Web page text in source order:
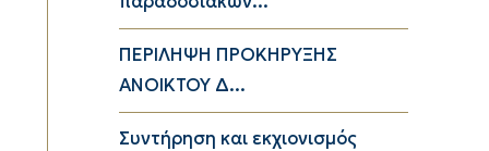
ΠΕΡΙΛΗΨΗ ΠΡΟΚΗΡΥΞΗΣ
ΑΝΟΙΚΤΟΥ Δ...
Συντήρηση και εκχιονισμός